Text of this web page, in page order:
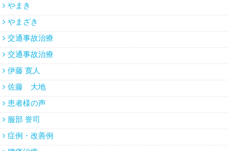
やまき
やまざき
交通事故治療
交通事故治療
伊藤 寛人
佐藤 大地
患者様の声
服部 誉司
症例・改善例